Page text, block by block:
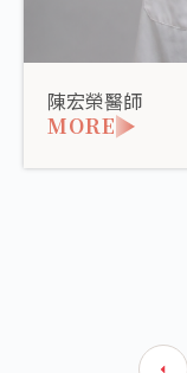
陳宏榮醫師
MORE